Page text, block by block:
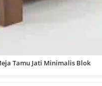
Tamu Jati Minimalis Blok